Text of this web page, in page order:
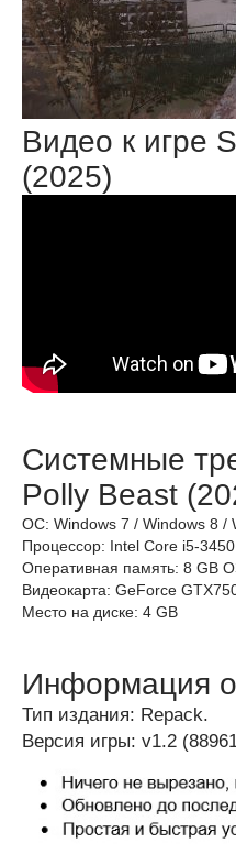
Видео к игре
(2025)
Системные
Polly Beast
ОС: Windows 7 / Windows 8 /
Процессор: Intel Core i5-3450
Оперативная память: 8 GB
Видеокарта: GeForce
Место на диске: 4 GB
Информация
Тип издания: Repack.
Версия игры: v1.2